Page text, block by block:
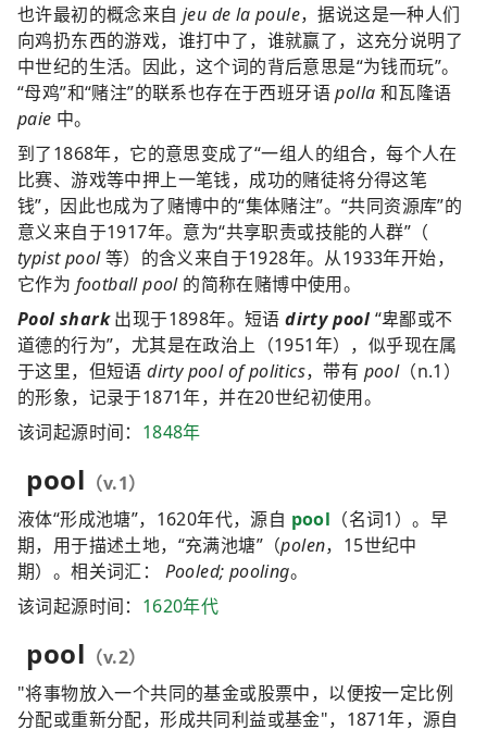
也许最初的概念来自 jeu de la poule，据说这是一种人们
向鸡扔东西的游戏，谁打中了，谁就赢了，这充分说明了
中世纪的生活。因此，这个词的背后意思是“为钱而玩”。
“母鸡”和“赌注”的联系也存在于西班牙语polla 和瓦隆语
paie 中。
到了1868年，它的意思变成了“一组人的组合，每个人在
比赛、游戏等中押上一笔钱，成功的赌徒将分得这笔
钱”，因此也成为了赌博中的“集体赌注”。“共同资源库”的
意义来自于1917年。意为“共享职责或技能的人群”（
typist pool等）的含义来自于1928年。从1933年开始，
它作为 football pool的简称在赌博中使用。
Pool shark出现于1898年。短语dirty pool “卑鄙或不
道德的行为”，尤其是在政治上（1951年），似乎现在属
于这里，但短语dirty pool of politics，带有 pool（n.1）
的形象，记录于1871年，并在20世纪初使用。
该词起源时间： 1848年
pool （v.1）
液体“形成池塘”，1620年代，源自 pool （名词1）。早
期，用于描述土地，“充满池塘”（polen，15世纪中
期）。相关词汇： Pooled; pooling。
该词起源时间： 1620年代
pool （v.2）
"将事物放入一个共同的基金或股票中，以便按一定比例
分配或重新分配，形成共同利益或基金"，1871年，源自